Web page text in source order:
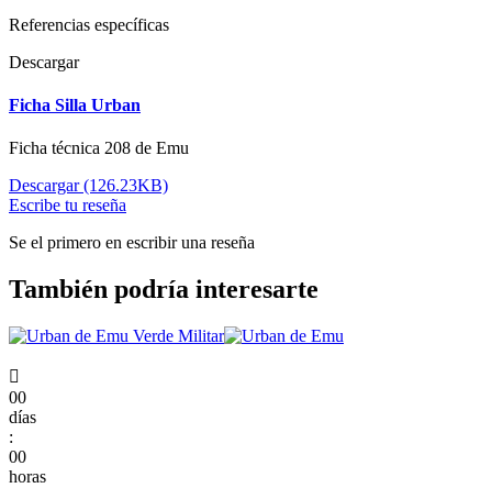
Referencias específicas
Descargar
Ficha Silla Urban
Ficha técnica 208 de Emu
Descargar (126.23KB)
Escribe tu reseña
Se el primero en escribir una reseña
También podría interesarte

00
días
:
00
horas